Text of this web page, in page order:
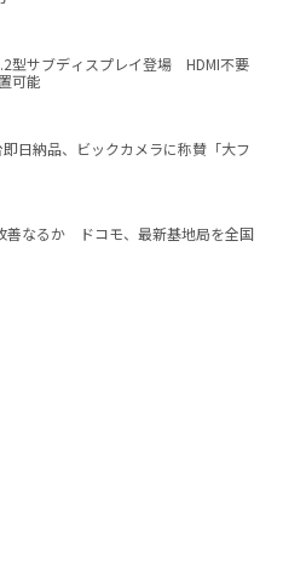
型サブディスプレイ登場 HDMI不要
可能
日納品、ビックカメラに称賛「大フ
善なるか ドコモ、最新基地局を全国